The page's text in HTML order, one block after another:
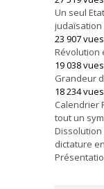
Un seul
judaïsation
23 907 vues
Révolution
19 038 vues
Grandeur
18 234 vues
Calendrier
tout un
Dissolution
dictature